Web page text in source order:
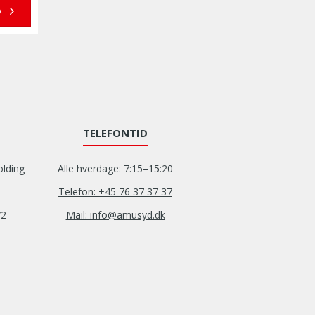
TELEFONTID
Alle hverdage: 7:15–15:20
Telefon: +45 76 37 37 37
Mail: info@amusyd.dk